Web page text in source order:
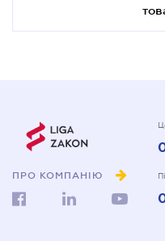
ПРО КОМПАНІЮ